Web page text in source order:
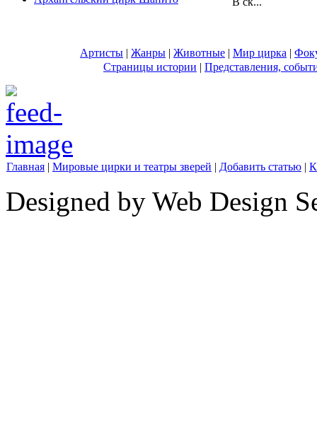
Артисты | Жанры | Животные | Мир цирка |
Страницы истории | Представления,
Главная | Мировые цирки и театры зверей | Добавить статью |
Designed by Web Design